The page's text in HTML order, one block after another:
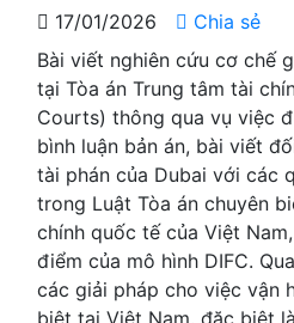
17/01/2026
Chia sẻ
Bài viết nghiên cứu cơ chế
tại Tòa án Trung tâm tài
Courts) thông qua vụ việc
bình luận bản án, bài viết
tài phán của Dubai với các
trong Luật Tòa án chuyên
chính quốc tế của Việt
điểm của mô hình DIFC.
các giải pháp cho việc vận
biệt tại Việt Nam, đặc biệt